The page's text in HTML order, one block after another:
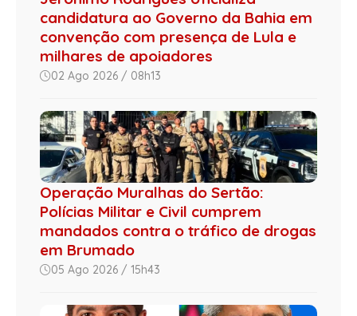
candidatura ao Governo da Bahia em
convenção com presença de Lula e
milhares de apoiadores
02 Ago 2026 / 08h13
Operação Muralhas do Sertão:
Polícias Militar e Civil cumprem
mandados contra o tráfico de drogas
em Brumado
05 Ago 2026 / 15h43